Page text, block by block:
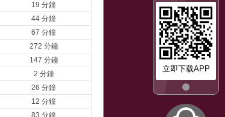
立即下载APP
19 分鐘
44 分鐘
67 分鐘
272 分鐘
147 分鐘
2 分鐘
26 分鐘
12 分鐘
83 分鐘